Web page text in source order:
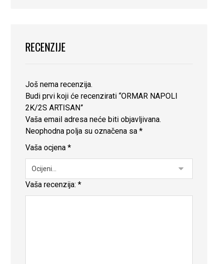
RECENZIJE
Još nema recenzija.
Budi prvi koji će recenzirati “ORMAR NAPOLI
2K/2S ARTISAN”
Vaša email adresa neće biti objavljivana.
Neophodna polja su označena sa*
Vaša ocjena*
Vaša recenzija:*